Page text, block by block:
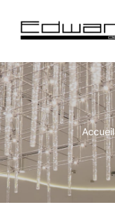
Accueil